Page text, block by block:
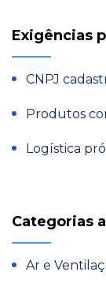
Exigências
CNPJ
Produtos
Logística
Categorias
Ar e